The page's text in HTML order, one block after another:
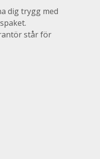
dig trygg med
står för